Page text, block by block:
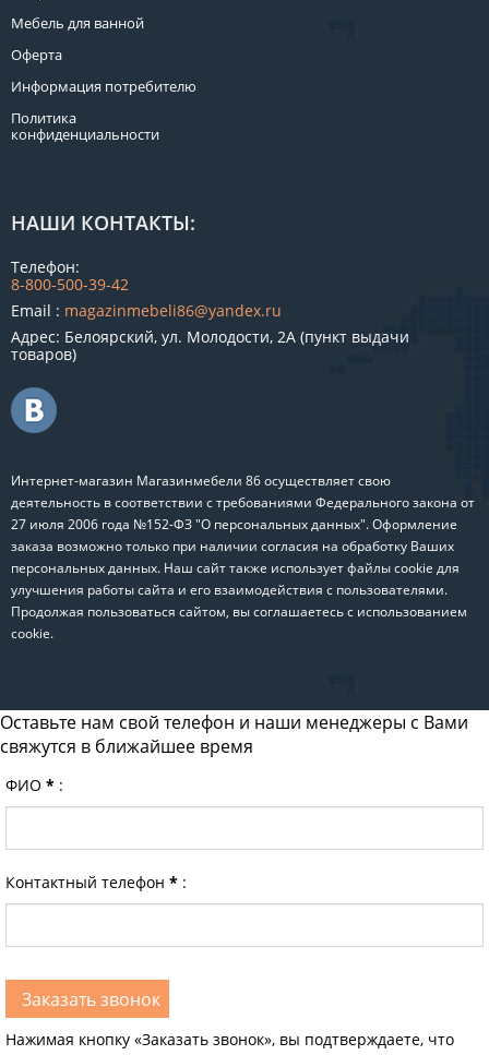
Мебель для ванной
Оферта
Информация потребителю
Политика
конфиденциальности
НАШИ КОНТАКТЫ:
Телефон:
8-800-500-39-42
Email : magazinmebeli86@yandex.ru
Адрес: Белоярский, ул. Молодости, 2А (пункт выдачи
товаров)
Интернет-магазин Магазинмебели 86 осуществляет свою
деятельность в соответствии с требованиями Федерального закона от
27 июля 2006 года №152-ФЗ "О персональных данных". Оформление
заказа возможно только при наличии согласия на обработку Ваших
персональных данных. Наш сайт также использует файлы cookie для
улучшения работы сайта и его взаимодействия с пользователями.
Продолжая пользоваться сайтом, вы соглашаетесь с использованием
cookie.
Оставьте нам свой телефон и наши менеджеры с Вами
свяжутся в ближайшее время
ФИО * :
Контактный телефон * :
Нажимая кнопку «Заказать звонок», вы подтверждаете, что